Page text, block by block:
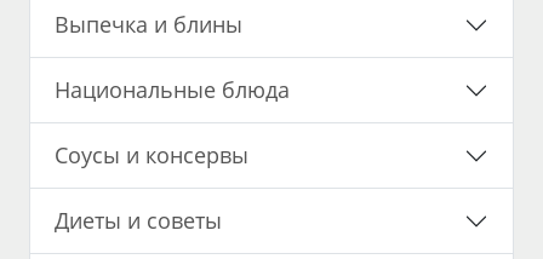
Выпечка и блины
Национальные блюда
Соусы и консервы
Диеты и советы